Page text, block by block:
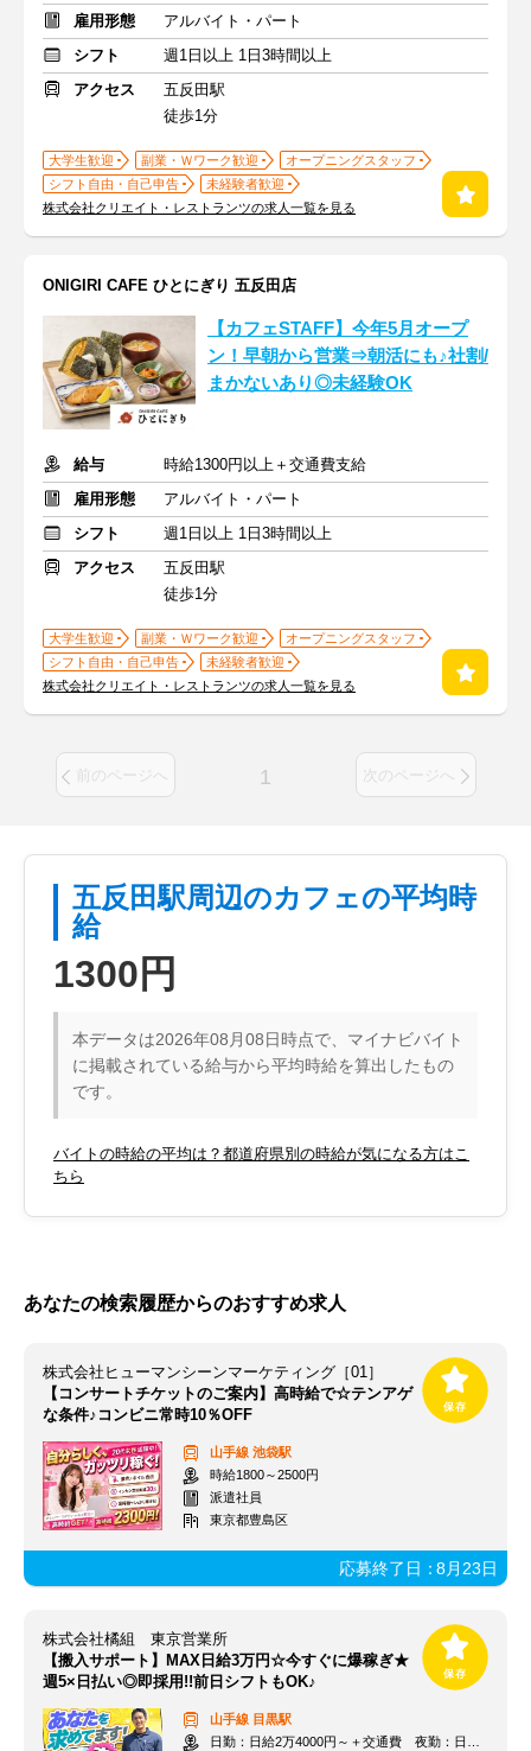
雇用形態
アルバイト・パート
シフト
週1日以上 1日3時間以上
アクセス
五反田駅
徒歩1分
大学生歓迎 副業・Ｗワーク歓迎
オープニングスタッフ
シフト自由・自己申告
未経験者歓迎
株式会社クリエイト・レストランツの求人一覧を見る
ONIGIRI CAFE ひとにぎり 五反田店
【カフェSTAFF】今年5月オープ
ン！早朝から営業⇒朝活にも♪社割/
まかないあり◎未経験OK
給与
時給1300円以上＋交通費支給
雇用形態
アルバイト・パート
シフト
週1日以上 1日3時間以上
アクセス
五反田駅
徒歩1分
大学生歓迎 副業・Ｗワーク歓迎
オープニングスタッフ
シフト自由・自己申告
未経験者歓迎
株式会社クリエイト・レストランツの求人一覧を見る
前のページへ 1 次のページへ
五反田駅周辺のカフェの平均時
給
1300円
本データは2026年08月08日時点で、マイナビバイト
に掲載されている給与から平均時給を算出したもの
です。
バイトの時給の平均は？都道府県別の時給が気になる方はこ
ちら
あなたの検索履歴からのおすすめ求人
株式会社ヒューマンシーンマーケティング［01］
【コンサートチケットのご案内】高時給で☆テンアゲ
な条件♪コンビニ常時10％OFF
山手線 池袋駅
時給1800～2500円
派遣社員
東京都豊島区
応募終了日：8月23日
株式会社橘組 東京営業所
【搬入サポート】MAX日給3万円☆今すぐに爆稼ぎ★
週5×日払い◎即採用!!前日シフトもOK♪
山手線 目黒駅
日勤：日給2万4000円～＋交通費 夜勤：日給3万円～＋交通費